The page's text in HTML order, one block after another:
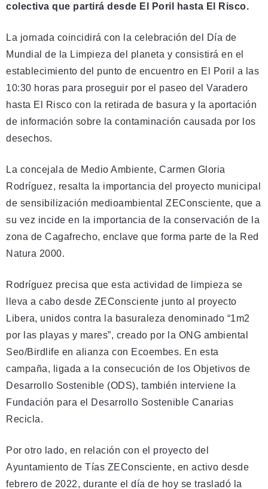
colectiva que partirá desde El Poril hasta El Risco.
La jornada coincidirá con la celebración del Día de
Mundial de la Limpieza del planeta y consistirá en el
establecimiento del punto de encuentro en El Poril a las
10:30 horas para proseguir por el paseo del Varadero
hasta El Risco con la retirada de basura y la aportación
de información sobre la contaminación causada por los
desechos.
La concejala de Medio Ambiente, Carmen Gloria
Rodríguez, resalta la importancia del proyecto municipal
de sensibilización medioambiental ZEConsciente, que a
su vez incide en la importancia de la conservación de la
zona de Cagafrecho, enclave que forma parte de la Red
Natura 2000.
Rodríguez precisa que esta actividad de limpieza se
lleva a cabo desde ZEConsciente junto al proyecto
Libera, unidos contra la basuraleza denominado “1m2
por las playas y mares”, creado por la ONG ambiental
Seo/Birdlife en alianza con Ecoembes. En esta
campaña, ligada a la consecución de los Objetivos de
Desarrollo Sostenible (ODS), también interviene la
Fundación para el Desarrollo Sostenible Canarias
Recicla.
Por otro lado, en relación con el proyecto del
Ayuntamiento de Tías ZEConsciente, en activo desde
febrero de 2022, durante el día de hoy se trasladó la